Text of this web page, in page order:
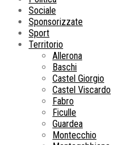
Sociale
Sponsorizzate
Sport
Territorio
Allerona
Baschi
Castel Giorgio
Castel Viscardo
Fabro
Ficulle
Guardea
Montecchio